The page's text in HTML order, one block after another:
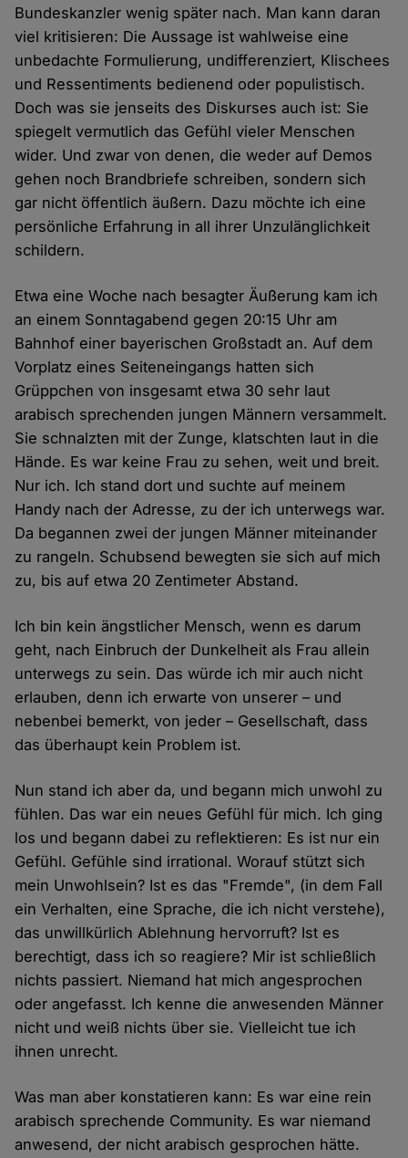
Bundeskanzler wenig später nach. Man kann daran
viel kritisieren: Die Aussage ist wahlweise eine
unbedachte Formulierung, undifferenziert, Klischees
und Ressentiments bedienend oder populistisch.
Doch was sie jenseits des Diskurses auch ist: Sie
spiegelt vermutlich das Gefühl vieler Menschen
wider. Und zwar von denen, die weder auf Demos
gehen noch Brandbriefe schreiben, sondern sich
gar nicht öffentlich äußern. Dazu möchte ich eine
persönliche Erfahrung in all ihrer Unzulänglichkeit
schildern.
Etwa eine Woche nach besagter Äußerung kam ich
an einem Sonntagabend gegen 20:15 Uhr am
Bahnhof einer bayerischen Großstadt an. Auf dem
Vorplatz eines Seiteneingangs hatten sich
Grüppchen von insgesamt etwa 30 sehr laut
arabisch sprechenden jungen Männern versammelt.
Sie schnalzten mit der Zunge, klatschten laut in die
Hände. Es war keine Frau zu sehen, weit und breit.
Nur ich. Ich stand dort und suchte auf meinem
Handy nach der Adresse, zu der ich unterwegs war.
Da begannen zwei der jungen Männer miteinander
zu rangeln. Schubsend bewegten sie sich auf mich
zu, bis auf etwa 20 Zentimeter Abstand.
Ich bin kein ängstlicher Mensch, wenn es darum
geht, nach Einbruch der Dunkelheit als Frau allein
unterwegs zu sein. Das würde ich mir auch nicht
erlauben, denn ich erwarte von unserer – und
nebenbei bemerkt, von jeder – Gesellschaft, dass
das überhaupt kein Problem ist.
Nun stand ich aber da, und begann mich unwohl zu
fühlen. Das war ein neues Gefühl für mich. Ich ging
los und begann dabei zu reflektieren: Es ist nur ein
Gefühl. Gefühle sind irrational. Worauf stützt sich
mein Unwohlsein? Ist es das "Fremde", (in dem Fall
ein Verhalten, eine Sprache, die ich nicht verstehe),
das unwillkürlich Ablehnung hervorruft? Ist es
berechtigt, dass ich so reagiere? Mir ist schließlich
nichts passiert. Niemand hat mich angesprochen
oder angefasst. Ich kenne die anwesenden Männer
nicht und weiß nichts über sie. Vielleicht tue ich
ihnen unrecht.
Was man aber konstatieren kann: Es war eine rein
arabisch sprechende Community. Es war niemand
anwesend, der nicht arabisch gesprochen hätte.